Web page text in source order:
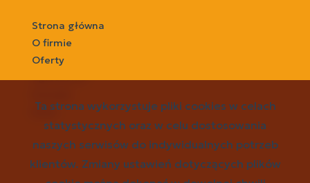
Strona główna
O firmie
Oferty
Zgłoszenia
Rodo
social media
Ta strona wykorzystuje pliki cookies w celach
statystycznych oraz w celu dostosowania
naszych serwisów do indywidualnych potrzeb
klientów. Zmiany ustawień dotyczących plików